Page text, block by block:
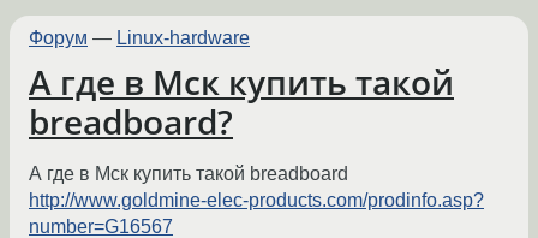
Форум — Linux-hardware
А где в Мск купить такой
breadboard?
А где в Мск купить такой breadboard
http://www.goldmine-elec-products.com/prodinfo.asp?
number=G16567